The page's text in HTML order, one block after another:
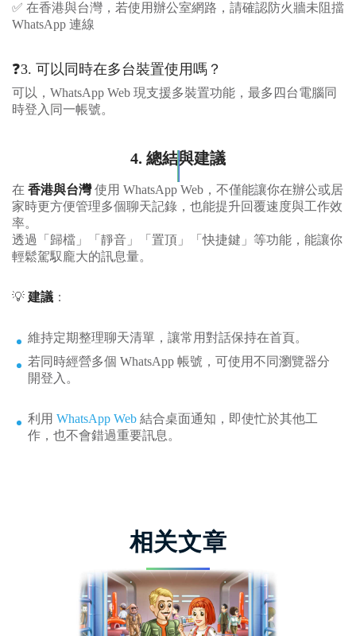
✅ 在香港與台灣，若使用辦公室網路，請確認防火牆未阻擋
WhatsApp 連線
❓3. 可以同時在多台裝置使用嗎？
可以，WhatsApp Web 現支援多裝置功能，最多四台電腦同
時登入同一帳號。
4. 總結與建議
在 香港與台灣使用 WhatsApp Web，不僅能讓你在辦公或居
家時更方便管理多個聊天記錄，也能提升回覆速度與工作效
率。
透過「歸檔」「靜音」「置頂」「快捷鍵」等功能，能讓你
輕鬆駕馭龐大的訊息量。
💡 建議 ：
維持定期整理聊天清單，讓常用對話保持在首頁。
若同時經營多個 WhatsApp 帳號，可使用不同瀏覽器分
開登入。
利用 WhatsApp Web 結合桌面通知，即使忙於其他工
作，也不會錯過重要訊息。
相关文章